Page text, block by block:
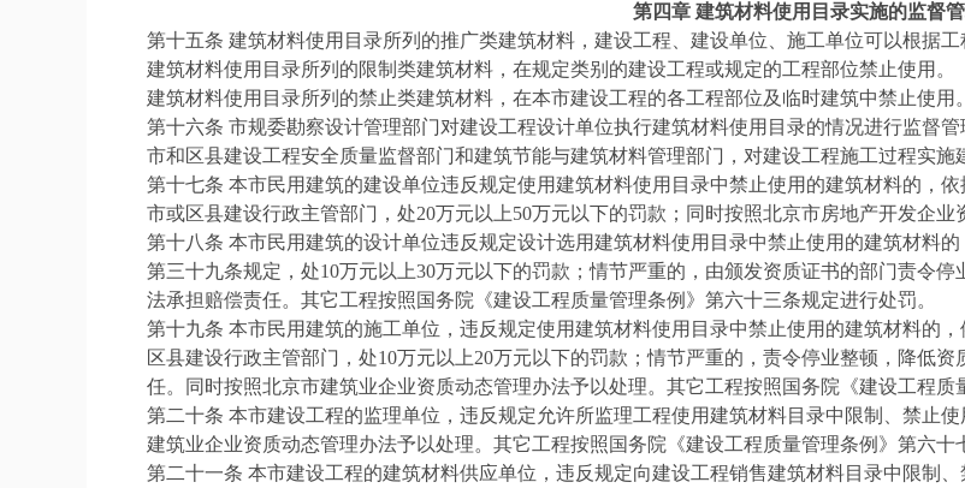
第四章 建筑材料使用目录实施的监督
第十五条 建筑材料使用目录所列的推广类建筑材料，建设工程、建设单位、施工单位可以根据工
建筑材料使用目录所列的限制类建筑材料，在规定类别的建设工程或规定的工程部位禁止使用。
建筑材料使用目录所列的禁止类建筑材料，在本市建设工程的各工程部位及临时建筑中禁止使用。
第十六条 市规委勘察设计管理部门对建设工程设计单位执行建筑材料使用目录的情况进行监督管
市和区县建设工程安全质量监督部门和建筑节能与建筑材料管理部门，对建设工程施工过程实施
第十七条 本市民用建筑的建设单位违反规定使用建筑材料使用目录中禁止使用的建筑材料的，
市或区县建设行政主管部门，处20万元以上50万元以下的罚款；同时按照北京市房地产开发企业
第十八条 本市民用建筑的设计单位违反规定设计选用建筑材料使用目录中禁止使用的建筑材料
第三十九条规定，处10万元以上30万元以下的罚款；情节严重的，由颁发资质证书的部门责令
法承担赔偿责任。其它工程按照国务院《建设工程质量管理条例》第六十三条规定进行处罚。
第十九条 本市民用建筑的施工单位，违反规定使用建筑材料使用目录中禁止使用的建筑材料的
区县建设行政主管部门，处10万元以上20万元以下的罚款；情节严重的，责令停业整顿，降低
任。同时按照北京市建筑业企业资质动态管理办法予以处理。其它工程按照国务院《建设工程质
第二十条 本市建设工程的监理单位，违反规定允许所监理工程使用建筑材料目录中限制、禁止
建筑业企业资质动态管理办法予以处理。其它工程按照国务院《建设工程质量管理条例》第六十
第二十一条 本市建设工程的建筑材料供应单位，违反规定向建设工程销售建筑材料目录中限制